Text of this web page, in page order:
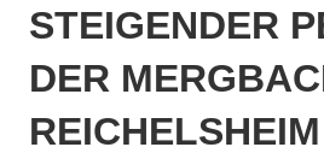
STEIGENDER
DER
REICHELSHEIM